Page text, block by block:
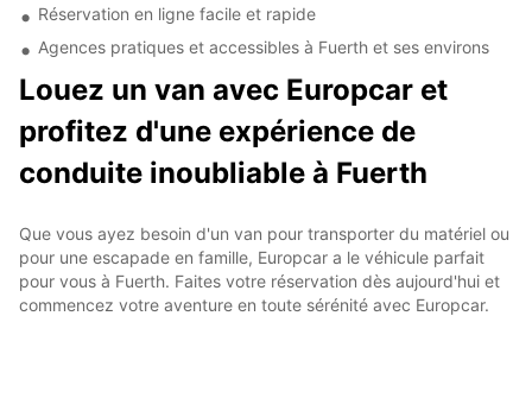
Réservation en ligne facile et rapide
Agences pratiques et accessibles à Fuerth et ses environs
Louez un van avec Europcar et
profitez d'une expérience de
conduite inoubliable à Fuerth
Que vous ayez besoin d'un van pour transporter du matériel ou
pour une escapade en famille, Europcar a le véhicule parfait
pour vous à Fuerth. Faites votre réservation dès aujourd'hui et
commencez votre aventure en toute sérénité avec Europcar.